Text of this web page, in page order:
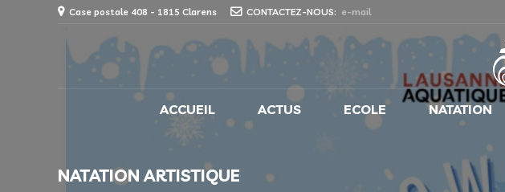
Case postale 408 - 1815 Clarens CONTACTEZ-NOUS: e-mail
ACCUEIL ACTUS ECOLE NATATION
NATATION ARTISTIQUE